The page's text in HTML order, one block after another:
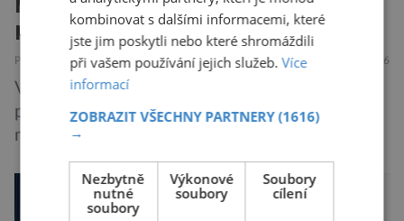
Menší hospodářství jako útočiště
pro ptáky
PŘÍRODA 10.8.2026
Vznik velkých ploch obdělávané půdy změnil v
průběhu let tvář naší krajiny. Připravil ji o její
mozaikovitost a mnohé živočichy o útočiště, jež
nacházeli v remízkách, alejích či na mezích.
Tato homogenizace v zemědělství měla za
následek úbytek biodiverzity. Do jaké míry
kombinovat s dalšími informacemi, které
jste jim poskytli nebo které shromáždili
při vašem používání jejich služeb.Více
informací
ZOBRAZIT VŠECHNY PARTNERY(1616)
→
Nezbytně
nutné
soubory
Výkonové
soubory
Soubory
cílení